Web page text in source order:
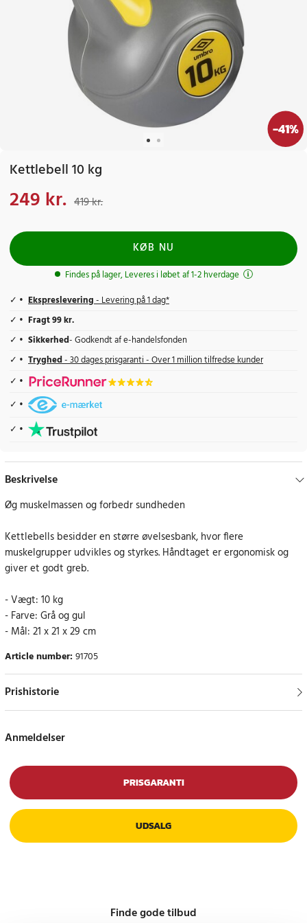
-41%
Kettlebell 10 kg
Nuværende pris
249 kr. 419 kr.
KØB NU
Findes på lager, Leveres i løbet af 1-2 hverdage
Ekspreslevering- Levering på 1 dag*
Fragt 99 kr.
Sikkerhed- Godkendt af e-handelsfonden
Tryghed- 30 dages prisgaranti - Over 1 million tilfredse kunder
Beskrivelse
Øg muskelmassen og forbedr sundheden
Kettlebells besidder en større øvelsesbank, hvor flere
muskelgrupper udvikles og styrkes. Håndtaget er ergonomisk og
giver et godt greb.
- Vægt: 10 kg
- Farve: Grå og gul
- Mål: 21 x 21 x 29 cm
Article number:91705
Prishistorie
Anmeldelser
PRISGARANTI
UDSALG
Finde gode tilbud